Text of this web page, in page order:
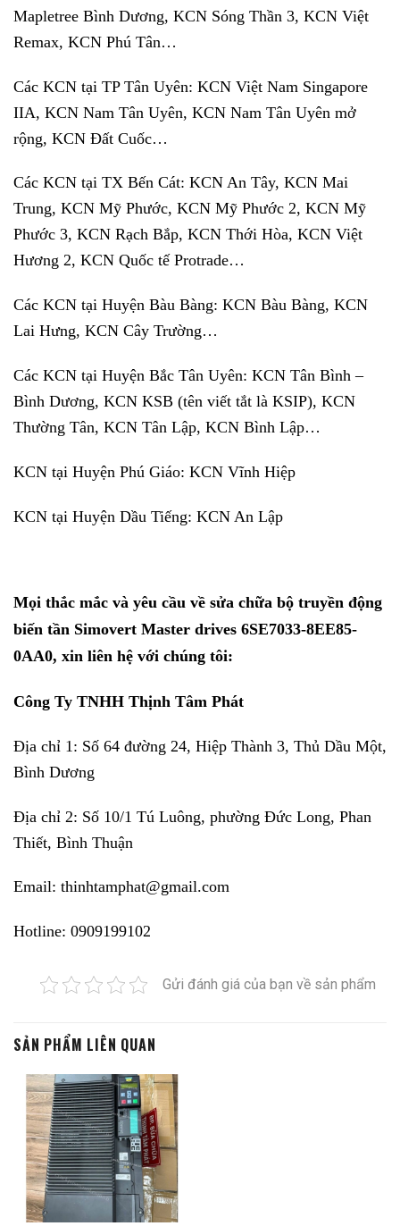
Mapletree Bình Dương, KCN Sóng Thần 3, KCN Việt
Remax, KCN Phú Tân…
Các KCN tại TP Tân Uyên: KCN Việt Nam Singapore
IIA, KCN Nam Tân Uyên, KCN Nam Tân Uyên mở
rộng, KCN Đất Cuốc…
Các KCN tại TX Bến Cát: KCN An Tây, KCN Mai
Trung, KCN Mỹ Phước, KCN Mỹ Phước 2, KCN Mỹ
Phước 3, KCN Rạch Bắp, KCN Thới Hòa, KCN Việt
Hương 2, KCN Quốc tế Protrade…
Các KCN tại Huyện Bàu Bàng: KCN Bàu Bàng, KCN
Lai Hưng, KCN Cây Trường…
Các KCN tại Huyện Bắc Tân Uyên: KCN Tân Bình –
Bình Dương, KCN KSB (tên viết tắt là KSIP), KCN
Thường Tân, KCN Tân Lập, KCN Bình Lập…
KCN tại Huyện Phú Giáo: KCN Vĩnh Hiệp
KCN tại Huyện Dầu Tiếng: KCN An Lập
Mọi thắc mắc và yêu cầu về sửa chữa bộ truyền động
biến tần Simovert Master drives 6SE7033-8EE85-
0AA0, xin liên hệ với chúng tôi:
Công Ty TNHH Thịnh Tâm Phát
Địa chỉ 1: Số 64 đường 24, Hiệp Thành 3, Thủ Dầu Một,
Bình Dương
Địa chỉ 2: Số 10/1 Tú Luông, phường Đức Long, Phan
Thiết, Bình Thuận
Email: thinhtamphat@gmail.com
Hotline: 0909199102
SẢN PHẨM LIÊN QUAN